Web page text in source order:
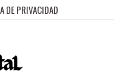
DE PRIVACIDAD